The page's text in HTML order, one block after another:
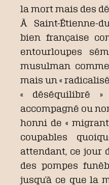
la mort mais des
À Saint-Étienne-
bien française
entourloupes
musulman
mais un «
« déséquilibré
accompagné ou
honni de «
coupables
attendant, ce jour
des pompes
jusqu’à ce que la